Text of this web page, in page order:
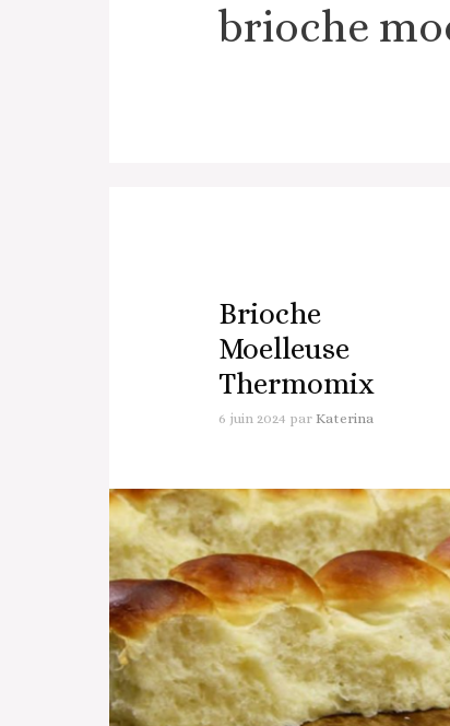
brioche
Brioche
Moelleuse
Thermomix
6 juin 2024 par Katerina